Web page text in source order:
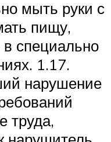
мыть руки с
пищу,
в специально
1.17.
нарушение
труда,